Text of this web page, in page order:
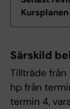
Särskild
Tillträde
hp från
termin 4,